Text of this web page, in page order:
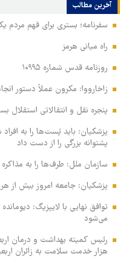
آخرین مطالب
سفرنامه؛ بستری برای فهم مردم
راه میانی هرمز
روزنامه قدس شماره ۱۰۹۹۵
زاخارووا: مکرون عملاً دستور
پنجره‌ نقل و انتقالاتی استقلال
پزشکیان: باید پُست‌ها را به
پشتوانه بزرگی را از دست داد
سازمان ملل: طرف‌ها را به
پزشکیان: جامعه امروز بیش از
می‌شود
هزار خدمت سلامت به زائران